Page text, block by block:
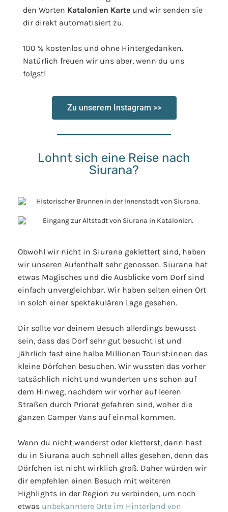
den Worten Katalonien Karte und wir senden sie
dir direkt automatisiert zu.
100 % kostenlos und ohne Hintergedanken.
Natürlich freuen wir uns aber, wenn du uns
folgst!
Zu unserem Instagram >>
Lohnt sich eine Reise nach
Siurana?
Obwohl wir nicht in Siurana geklettert sind, haben
wir unseren Aufenthalt sehr genossen. Siurana hat
etwas Magisches und die Ausblicke vom Dorf sind
einfach unvergleichbar. Wir haben selten einen Ort
in solch einer spektakulären Lage gesehen.
Dir sollte vor deinem Besuch allerdings bewusst
sein, dass das Dorf sehr gut besucht ist und
jährlich fast eine halbe Millionen Tourist:innen das
kleine Dörfchen besuchen. Wir wussten das vorher
tatsächlich nicht und wunderten uns schon auf
dem Hinweg, nachdem wir vorher auf leeren
Straßen durch Priorat gefahren sind, woher die
ganzen Camper Vans auf einmal kommen.
Wenn du nicht wanderst oder kletterst, dann hast
du in Siurana auch schnell alles gesehen, denn das
Dörfchen ist nicht wirklich groß. Daher würden wir
dir empfehlen einen Besuch mit weiteren
Highlights in der Region zu verbinden, um noch
etwas unbekanntere Orte im Hinterland von